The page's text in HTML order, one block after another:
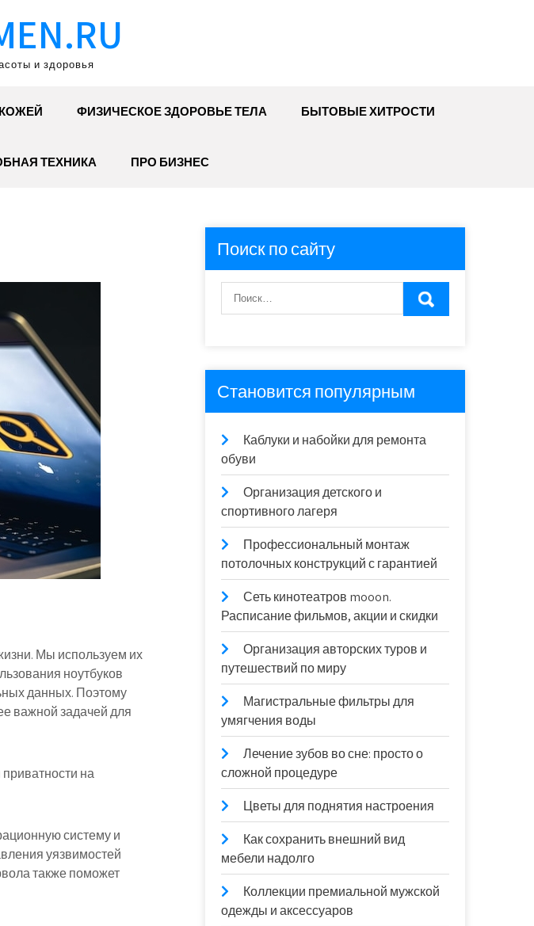
и здоровья
ФИЗИЧЕСКОЕ ЗДОРОВЬЕ ТЕЛА БЫТОВЫЕ ХИТРОСТИ
ТЕХНИКА ПРО БИЗНЕС
Мы используем их
ноутбуков
данных. Поэтому
важной задачей для
на
систему и
уязвимостей
также поможет
Поиск по сайту
Становится популярным
Каблуки и набойки для ремонта
обуви
Организация детского и
спортивного лагеря
Профессиональный монтаж
потолочных конструкций с гарантией
Сеть кинотеатров mooon.
Расписание фильмов, акции и скидки
Организация авторских туров и
путешествий по миру
Магистральные фильтры для
умягчения воды
Лечение зубов во сне: просто о
сложной процедуре
Цветы для поднятия настроения
Как сохранить внешний вид
мебели надолго
Коллекции премиальной мужской
одежды и аксессуаров